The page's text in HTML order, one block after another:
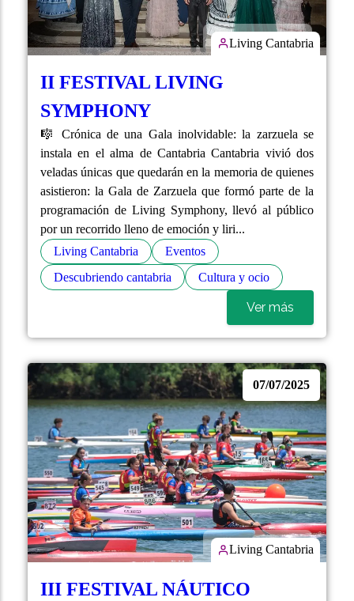
Living Cantabria
II FESTIVAL LIVING
SYMPHONY
🎼 Crónica de una Gala inolvidable: la zarzuela se
instala en el alma de Cantabria Cantabria vivió dos
veladas únicas que quedarán en la memoria de quienes
asistieron: la Gala de Zarzuela que formó parte de la
programación de Living Symphony, llevó al público
por un recorrido lleno de emoción y liri...
Living Cantabria
Eventos
Descubriendo cantabria
Cultura y ocio
Ver más
07/07/2025
Living Cantabria
III FESTIVAL NÁUTICO